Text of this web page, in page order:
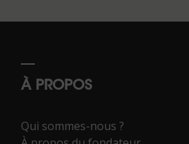
À PROPOS
Qui sommes-nous ?